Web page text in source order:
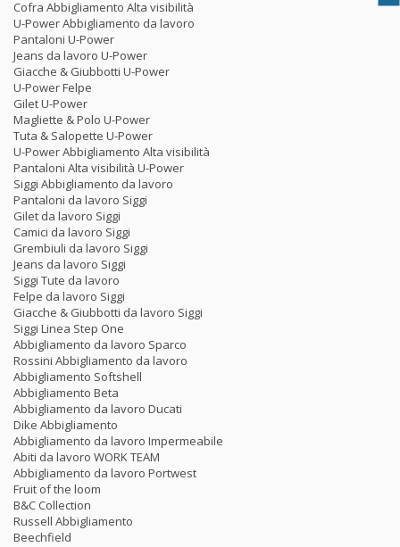
Cofra Abbigliamento Alta visibilità
U-Power Abbigliamento da lavoro
Pantaloni U-Power
Jeans da lavoro U-Power
Giacche & Giubbotti U-Power
U-Power Felpe
Gilet U-Power
Magliette & Polo U-Power
Tuta & Salopette U-Power
U-Power Abbigliamento Alta visibilità
Pantaloni Alta visibilità U-Power
Siggi Abbigliamento da lavoro
Pantaloni da lavoro Siggi
Gilet da lavoro Siggi
Camici da lavoro Siggi
Grembiuli da lavoro Siggi
Jeans da lavoro Siggi
Siggi Tute da lavoro
Felpe da lavoro Siggi
Giacche & Giubbotti da lavoro Siggi
Siggi Linea Step One
Abbigliamento da lavoro Sparco
Rossini Abbigliamento da lavoro
Abbigliamento Softshell
Abbigliamento Beta
Abbigliamento da lavoro Ducati
Dike Abbigliamento
Abbigliamento da lavoro Impermeabile
Abiti da lavoro WORK TEAM
Abbigliamento da lavoro Portwest
Fruit of the loom
B&C Collection
Russell Abbigliamento
Beechfield